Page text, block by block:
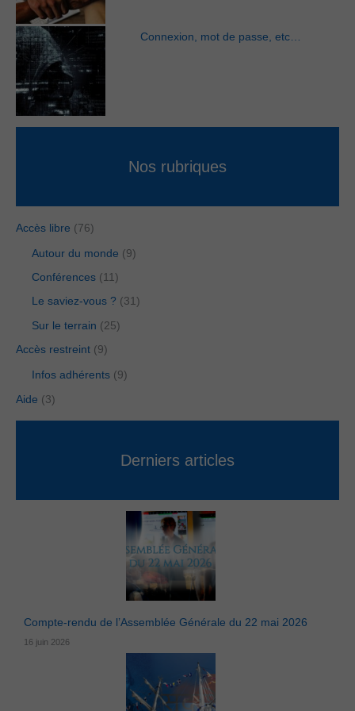
Connexion, mot de passe, etc…
Nos rubriques
Accès libre (76)
Autour du monde (9)
Conférences (11)
Le saviez-vous ? (31)
Sur le terrain (25)
Accès restreint (9)
Infos adhérents (9)
Aide (3)
Derniers articles
Compte-rendu de l’Assemblée Générale du 22 mai 2026
16 juin 2026